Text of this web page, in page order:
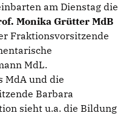
am Dienstag die
Monika Grütter MdB
Fraktionsvorsitzende
MdL.
MdA und die
Barbara
sieht u.a. die Bildung